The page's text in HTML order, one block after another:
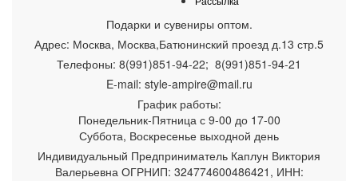
Подарки и сувениры оптом.
Адрес: Москва, Москва,Батюнинский проезд д.13 стр.5
Телефоны: 8(991)851-94-22; 8(991)851-94-21
E-mail: style-ampire@mail.ru
График работы:
Понедельник-Пятницас 9-00 до 17-00
Суббота, Воскресенье выходной день
Индивидуальный Предприниматель Каплун Виктория
Валерьевна ОГРНИП: 324774600486421, ИНН: